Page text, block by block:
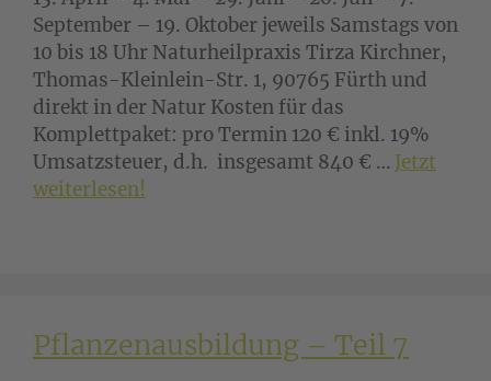
September – 19. Oktober jeweils Samstags von
10 bis 18 Uhr Naturheilpraxis Tirza Kirchner,
Thomas-Kleinlein-Str. 1, 90765 Fürth und
direkt in der Natur Kosten für das
Komplettpaket: pro Termin 120 € inkl. 19%
Umsatzsteuer, d.h. insgesamt 840 € … Jetzt
weiterlesen!
Pflanzenausbildung – Teil 7